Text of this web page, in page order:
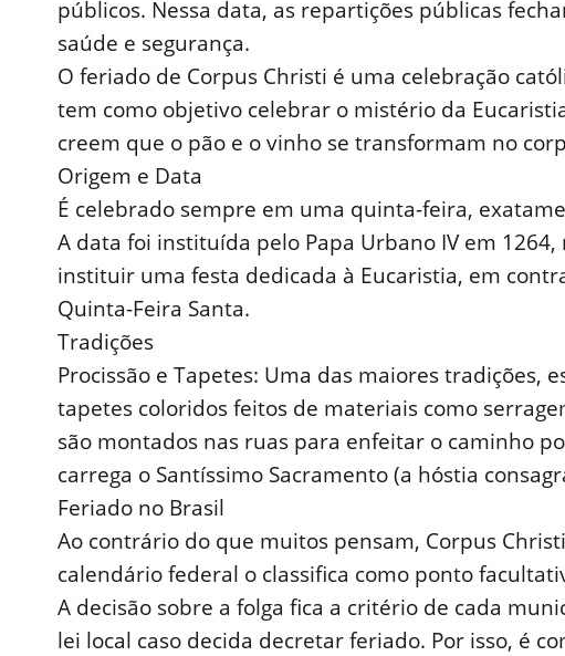
públicos. Nessa data, as repartições públicas
saúde e segurança.
O feriado de Corpus Christi é uma celebração
tem como objetivo celebrar o mistério da
creem que o pão e o vinho se transformam no
Origem e Data
É celebrado sempre em uma quinta-feira,
A data foi instituída pelo Papa Urbano IV em
instituir uma festa dedicada à Eucaristia, em
Quinta-Feira Santa.
Tradições
Procissão e Tapetes: Uma das maiores tradições,
tapetes coloridos feitos de materiais como
são montados nas ruas para enfeitar o caminho
carrega o Santíssimo Sacramento (a hóstia
Feriado no Brasil
Ao contrário do que muitos pensam, Corpus
calendário federal o classifica como ponto
A decisão sobre a folga fica a critério de cada
lei local caso decida decretar feriado. Por isso, é